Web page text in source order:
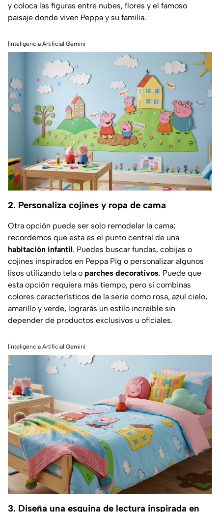
y coloca las figuras entre nubes, flores y el famoso
paisaje donde viven Peppa y su familia.
|Inteligencia Artificial Gemini
2. Personaliza cojines y ropa de cama
Otra opción puede ser solo remodelar la cama;
recordemos que esta es el punto central de una
habitación infantil. Puedes buscar fundas, cobijas o
cojines inspirados en Peppa Pig o personalizar algunos
lisos utilizando tela o parches decorativos. Puede que
esta opción requiera más tiempo, pero si combinas
colores característicos de la serie como rosa, azul cielo,
amarillo y verde, lograrás un estilo increíble sin
depender de productos exclusivos u oficiales.
|Inteligencia Artificial Gemini
3. Diseña una esquina de lectura inspirada en